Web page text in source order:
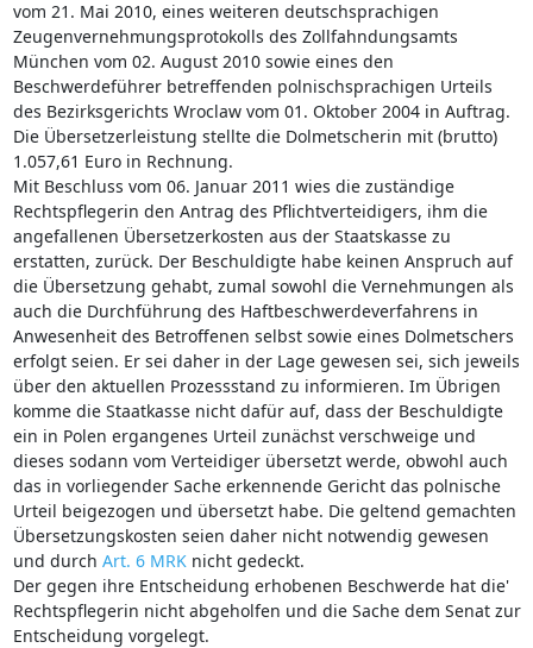
vom 21. Mai 2010, eines weiteren deutschsprachigen
Zeugenvernehmungsprotokolls des Zollfahndungsamts
München vom 02. August 2010 sowie eines den
Beschwerdeführer betreffenden polnischsprachigen Urteils
des Bezirksgerichts Wroclaw vom 01. Oktober 2004 in Auftrag.
Die Übersetzerleistung stellte die Dolmetscherin mit (brutto)
1.057,61 Euro in Rechnung.
Mit Beschluss vom 06. Januar 2011 wies die zuständige
Rechtspflegerin den Antrag des Pflichtverteidigers, ihm die
angefallenen Übersetzerkosten aus der Staatskasse zu
erstatten, zurück. Der Beschuldigte habe keinen Anspruch auf
die Übersetzung gehabt, zumal sowohl die Vernehmungen als
auch die Durchführung des Haftbeschwerdeverfahrens in
Anwesenheit des Betroffenen selbst sowie eines Dolmetschers
erfolgt seien. Er sei daher in der Lage gewesen sei, sich jeweils
über den aktuellen Prozessstand zu informieren. Im Übrigen
komme die Staatkasse nicht dafür auf, dass der Beschuldigte
ein in Polen ergangenes Urteil zunächst verschweige und
dieses sodann vom Verteidiger übersetzt werde, obwohl auch
das in vorliegender Sache erkennende Gericht das polnische
Urteil beigezogen und übersetzt habe. Die geltend gemachten
Übersetzungskosten seien daher nicht notwendig gewesen
und durch Art. 6 MRKnicht gedeckt.
Der gegen ihre Entscheidung erhobenen Beschwerde hat die'
Rechtspflegerin nicht abgeholfen und die Sache dem Senat zur
Entscheidung vorgelegt.